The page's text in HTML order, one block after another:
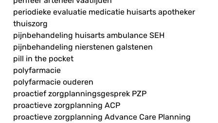
periodieke evaluatie medicatie huisarts apotheker
thuiszorg
pijnbehandeling huisarts ambulance SEH
pijnbehandeling nierstenen galstenen
pill in the pocket
polyfarmacie
polyfarmacie ouderen
proactief zorgplanningsgesprek PZP
proactieve zorgplanning ACP
proactieve zorgplanning Advance Care Planning